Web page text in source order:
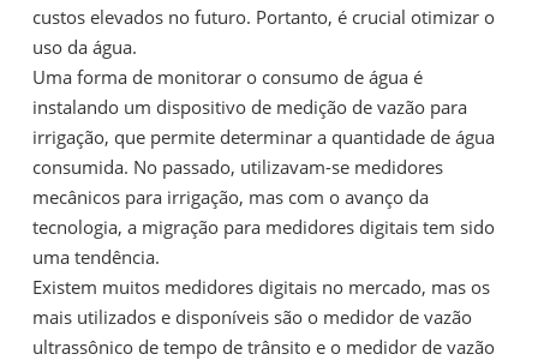
custos elevados no futuro. Portanto, é crucial otimizar o
uso da água.
Uma forma de monitorar o consumo de água é
instalando um dispositivo de medição de vazão para
irrigação, que permite determinar a quantidade de água
consumida. No passado, utilizavam-se medidores
mecânicos para irrigação, mas com o avanço da
tecnologia, a migração para medidores digitais tem sido
uma tendência.
Existem muitos medidores digitais no mercado, mas os
mais utilizados e disponíveis são o medidor de vazão
ultrassônico de tempo de trânsito e o medidor de vazão